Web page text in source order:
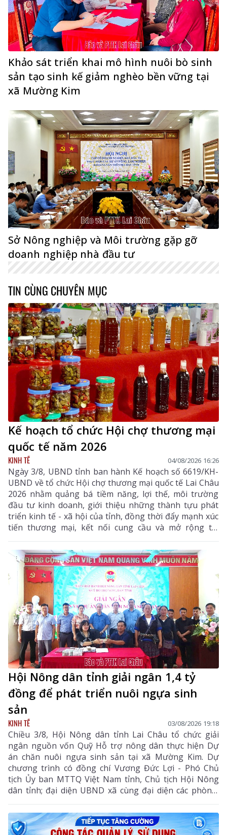
Khảo sát triển khai mô hình nuôi bò sinh
sản tạo sinh kế giảm nghèo bền vững tại
xã Mường Kim
Sở Nông nghiệp và Môi trường gặp gỡ
doanh nghiệp nhà đầu tư
TIN CÙNG CHUYÊN MỤC
Kế hoạch tổ chức Hội chợ thương mại
quốc tế năm 2026
KINH TẾ 04/08/2026 16:26
Ngày 3/8, UBND tỉnh ban hành Kế hoạch số 6619/KH-
UBND về tổ chức Hội chợ thương mại quốc tế Lai Châu
2026 nhằm quảng bá tiềm năng, lợi thế, môi trường
đầu tư kinh doanh, giới thiệu những thành tựu phát
triển kinh tế - xã hội của tỉnh, đồng thời đẩy mạnh xúc
tiến thương mại, kết nối cung cầu và mở rộng thị
trường tiêu thụ cho các sản phẩm đặc hữu, sản phẩm
OCOP và các mặt hàng có tiềm năng xuất khẩu của địa
phương.
Hội Nông dân tỉnh giải ngân 1,4 tỷ
đồng để phát triển nuôi ngựa sinh
sản
KINH TẾ 03/08/2026 19:18
Chiều 3/8, Hội Nông dân tỉnh Lai Châu tổ chức giải
ngân nguồn vốn Quỹ Hỗ trợ nông dân thực hiện Dự
án chăn nuôi ngựa sinh sản tại xã Mường Kim. Dự
chương trình có đồng chí Vương Đức Lợi - Phó Chủ
tịch Ủy ban MTTQ Việt Nam tỉnh, Chủ tịch Hội Nông
dân tỉnh; đại diện UBND xã cùng đại diện các phòng,
ban chuyên môn, Hội Nông dân xã và các hội viên
tham gia dự án.